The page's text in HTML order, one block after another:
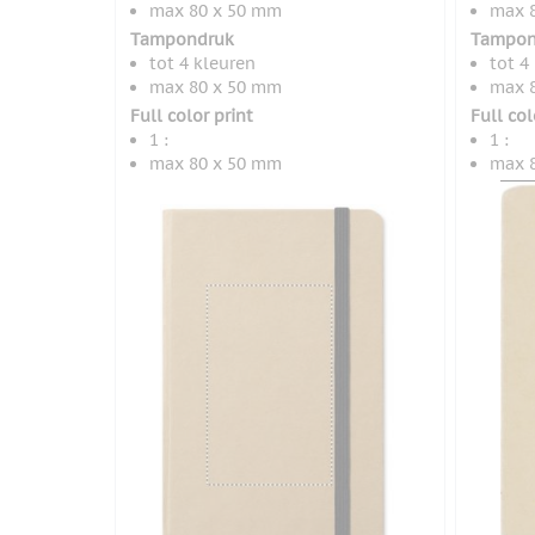
max 80 x 50 mm
Tampondruk
tot 4 kleuren
max 80 x 50 mm
Full color print
1 :
max 80 x 50 mm
max
tot 4
max
Full
1 :
max